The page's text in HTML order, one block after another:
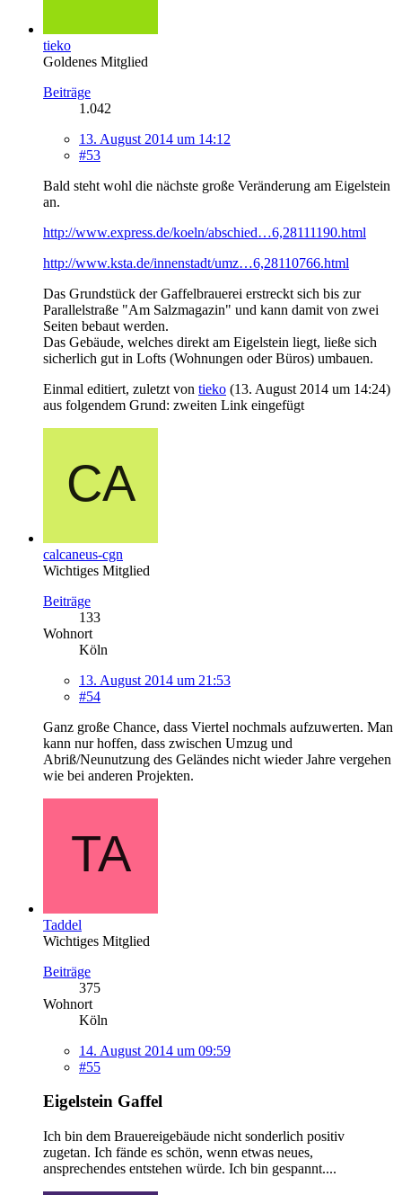
tieko
Goldenes Mitglied
Beiträge
1.042
13. August 2014 um 14:12
#53
Bald steht wohl die nächste große Veränderung am Eigelstein
an.
http://www.express.de/koeln/abschied…6,28111190.html
http://www.ksta.de/innenstadt/umz…6,28110766.html
Das Grundstück der Gaffelbrauerei erstreckt sich bis zur
Parallelstraße "Am Salzmagazin" und kann damit von zwei
Seiten bebaut werden.
Das Gebäude, welches direkt am Eigelstein liegt, ließe sich
sicherlich gut in Lofts (Wohnungen oder Büros) umbauen.
Einmal editiert, zuletzt von tieko (13. August 2014 um 14:24)
aus folgendem Grund: zweiten Link eingefügt
calcaneus-cgn
Wichtiges Mitglied
Beiträge
133
Wohnort
Köln
13. August 2014 um 21:53
#54
Ganz große Chance, dass Viertel nochmals aufzuwerten. Man
kann nur hoffen, dass zwischen Umzug und
Abriß/Neunutzung des Geländes nicht wieder Jahre vergehen
wie bei anderen Projekten.
Taddel
Wichtiges Mitglied
Beiträge
375
Wohnort
Köln
14. August 2014 um 09:59
#55
Eigelstein Gaffel
Ich bin dem Brauereigebäude nicht sonderlich positiv
zugetan. Ich fände es schön, wenn etwas neues,
ansprechendes entstehen würde. Ich bin gespannt....